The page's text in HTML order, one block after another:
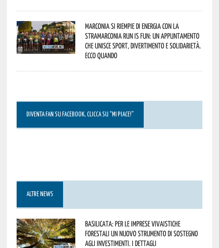
Marconia si riempie di energia con la
StraMarconia Run is Fun: un appuntamento
che unisce sport, divertimento e solidarietà.
Ecco quando
DIVENTA FAN SU FACEBOOK, CLICCA SU “MI PIACE!”
ALTRE NEWS
Basilicata: per le imprese vivaistiche
forestali un nuovo strumento di sostegno
agli investimenti. I dettagli